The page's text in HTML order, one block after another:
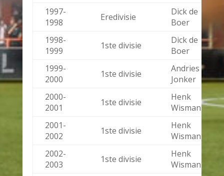
1997-
1998
Eredivisie
Dick de
Boer
1998-
1999
1ste divisie
Dick de
Boer
1999-
2000
1ste divisie
Andries
Jonker
2000-
2001
1ste divisie
Henk
Wisman
2001-
2002
1ste divisie
Henk
Wisman
2002-
2003
1ste divisie
Henk
Wisman